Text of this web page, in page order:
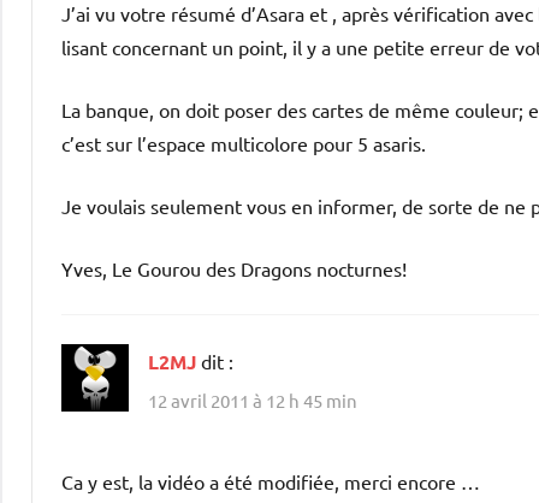
J’ai vu votre résumé d’Asara et , après vérification
lisant concernant un point, il y a une petite erreur de
La banque, on doit poser des cartes de même couleur;
c’est sur l’espace multicolore pour 5 asaris.
Je voulais seulement vous en informer, de sorte de ne
Yves, Le Gourou des Dragons nocturnes!
L2MJ dit :
12 avril 2011 à 12 h 45 min
Ca y est, la vidéo a été modifiée, merci encore …